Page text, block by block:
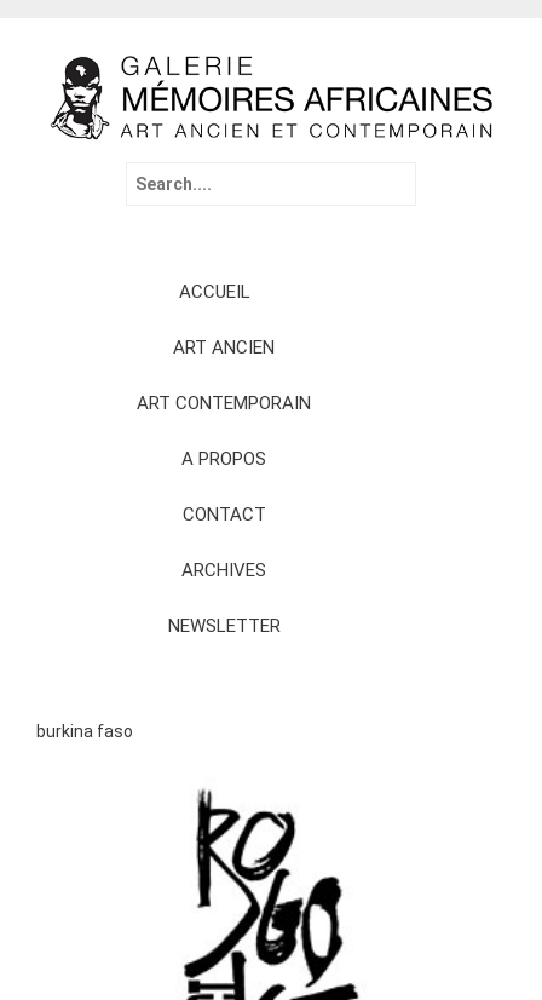
Search
ACCUEIL
ART ANCIEN
ART CONTEMPORAIN
A PROPOS
CONTACT
ARCHIVES
NEWSLETTER
burkina faso